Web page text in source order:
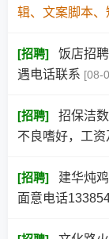
辑、文案脚本
[招聘]
饭店招
遇电话联系 [08-
[招聘]
招保洁
不良嗜好，工
[招聘]
建华炖
面意电话